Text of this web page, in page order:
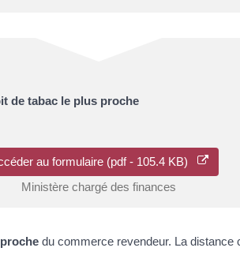
de tabac le plus proche
au formulaire (pdf - 105.4 KB)
Ministère chargé des finances
du commerce revendeur. La distance